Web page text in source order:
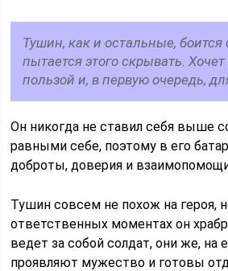
Тушин, как и остальные, боится
пытается этого скрывать.
пользой и, в первую очередь,
Он никогда не ставил себя выше
равными себе, поэтому в его
доброты, доверия и
Тушин совсем не похож на героя,
ответственных моментах он
ведет за собой солдат, они же, на
проявляют мужество и готовы